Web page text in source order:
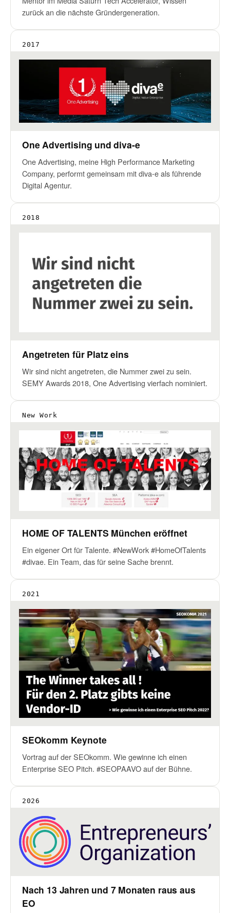
zurück an die nächste Gründergeneration.
2017
One Advertising und diva-e
One Advertising, meine High Performance Marketing
Company, performt gemeinsam mit diva-e als führende
Digital Agentur.
2018
Angetreten für Platz eins
Wir sind nicht angetreten, die Nummer zwei zu sein.
SEMY Awards 2018, One Advertising vierfach nominiert.
New Work
HOME OF TALENTS München eröffnet
Ein eigener Ort für Talente. #NewWork #HomeOfTalents
#divae. Ein Team, das für seine Sache brennt.
2021
SEOkomm Keynote
Vortrag auf der SEOkomm. Wie gewinne ich einen
Enterprise SEO Pitch. #SEOPAAVO auf der Bühne.
2026
Nach 13 Jahren und 7 Monaten raus aus
EO